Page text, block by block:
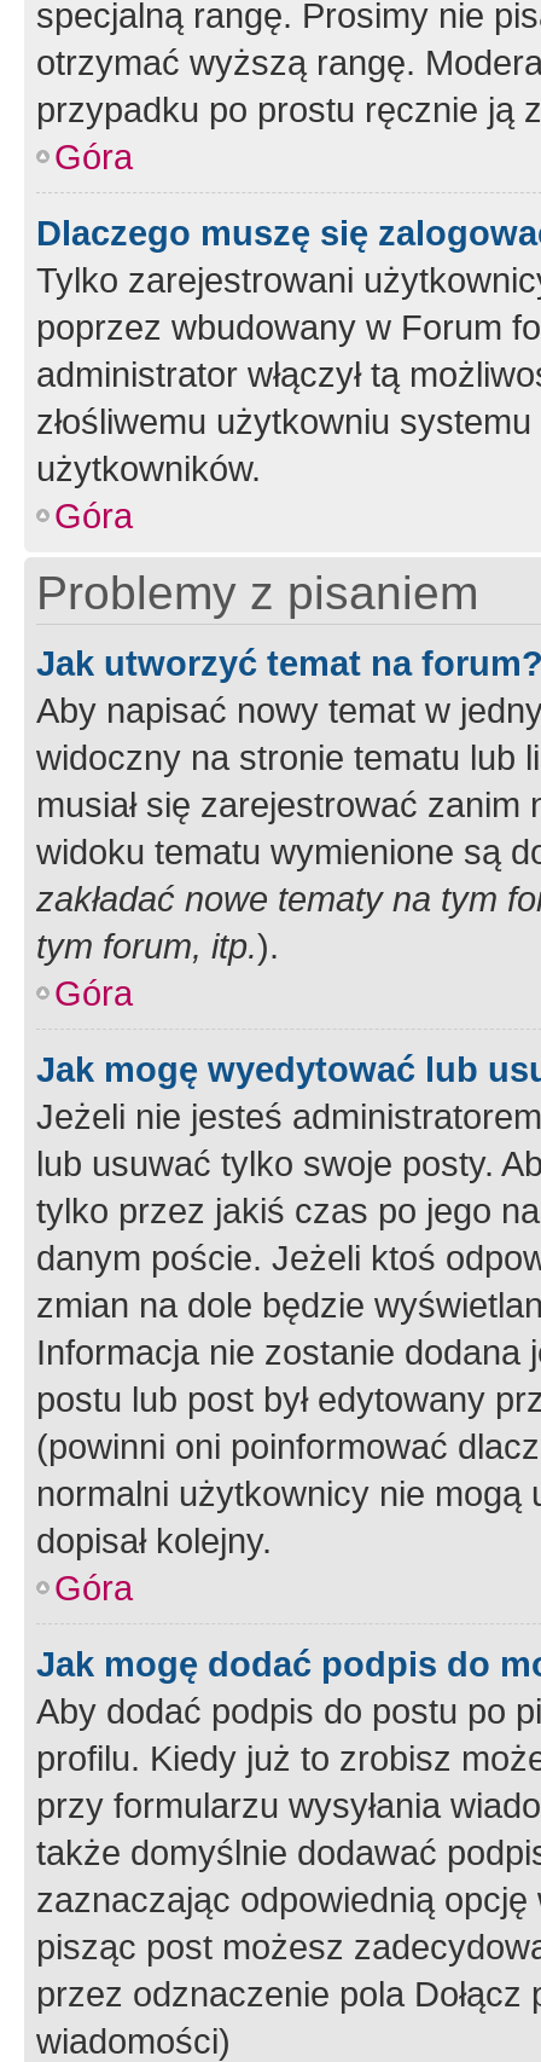
specjalną rangę. Prosimy nie
otrzymać wyższą rangę.
przypadku po prostu ręcznie ją
Góra
Dlaczego muszę się
Tylko zarejestrowani
poprzez wbudowany w Forum
administrator włączył tą
złośliwemu użytkowniu
użytkowników.
Góra
Problemy z pisaniem
Jak utworzyć temat na
Aby napisać nowy temat w
widoczny na stronie tematu lub
musiał się zarejestrować
widoku tematu wymienione są
zakładać nowe tematy na tym
tym forum, itp.).
Góra
Jak mogę wyedytować lub
Jeżeli nie jesteś
lub usuwać tylko swoje posty.
tylko przez jakiś czas po jego
danym poście. Jeżeli ktoś
zmian na dole będzie
Informacja nie zostanie dodana
postu lub post był edytowany
(powinni oni poinformować
normalni użytkownicy nie
dopisał kolejny.
Góra
Jak mogę dodać podpis do
Aby dodać podpis do postu po
profilu. Kiedy już to zrobisz
przy formularzu wysyłania
także domyślnie dodawać
zaznaczając odpowiednią
pisząc post możesz
przez odznaczenie pola
wiadomości)